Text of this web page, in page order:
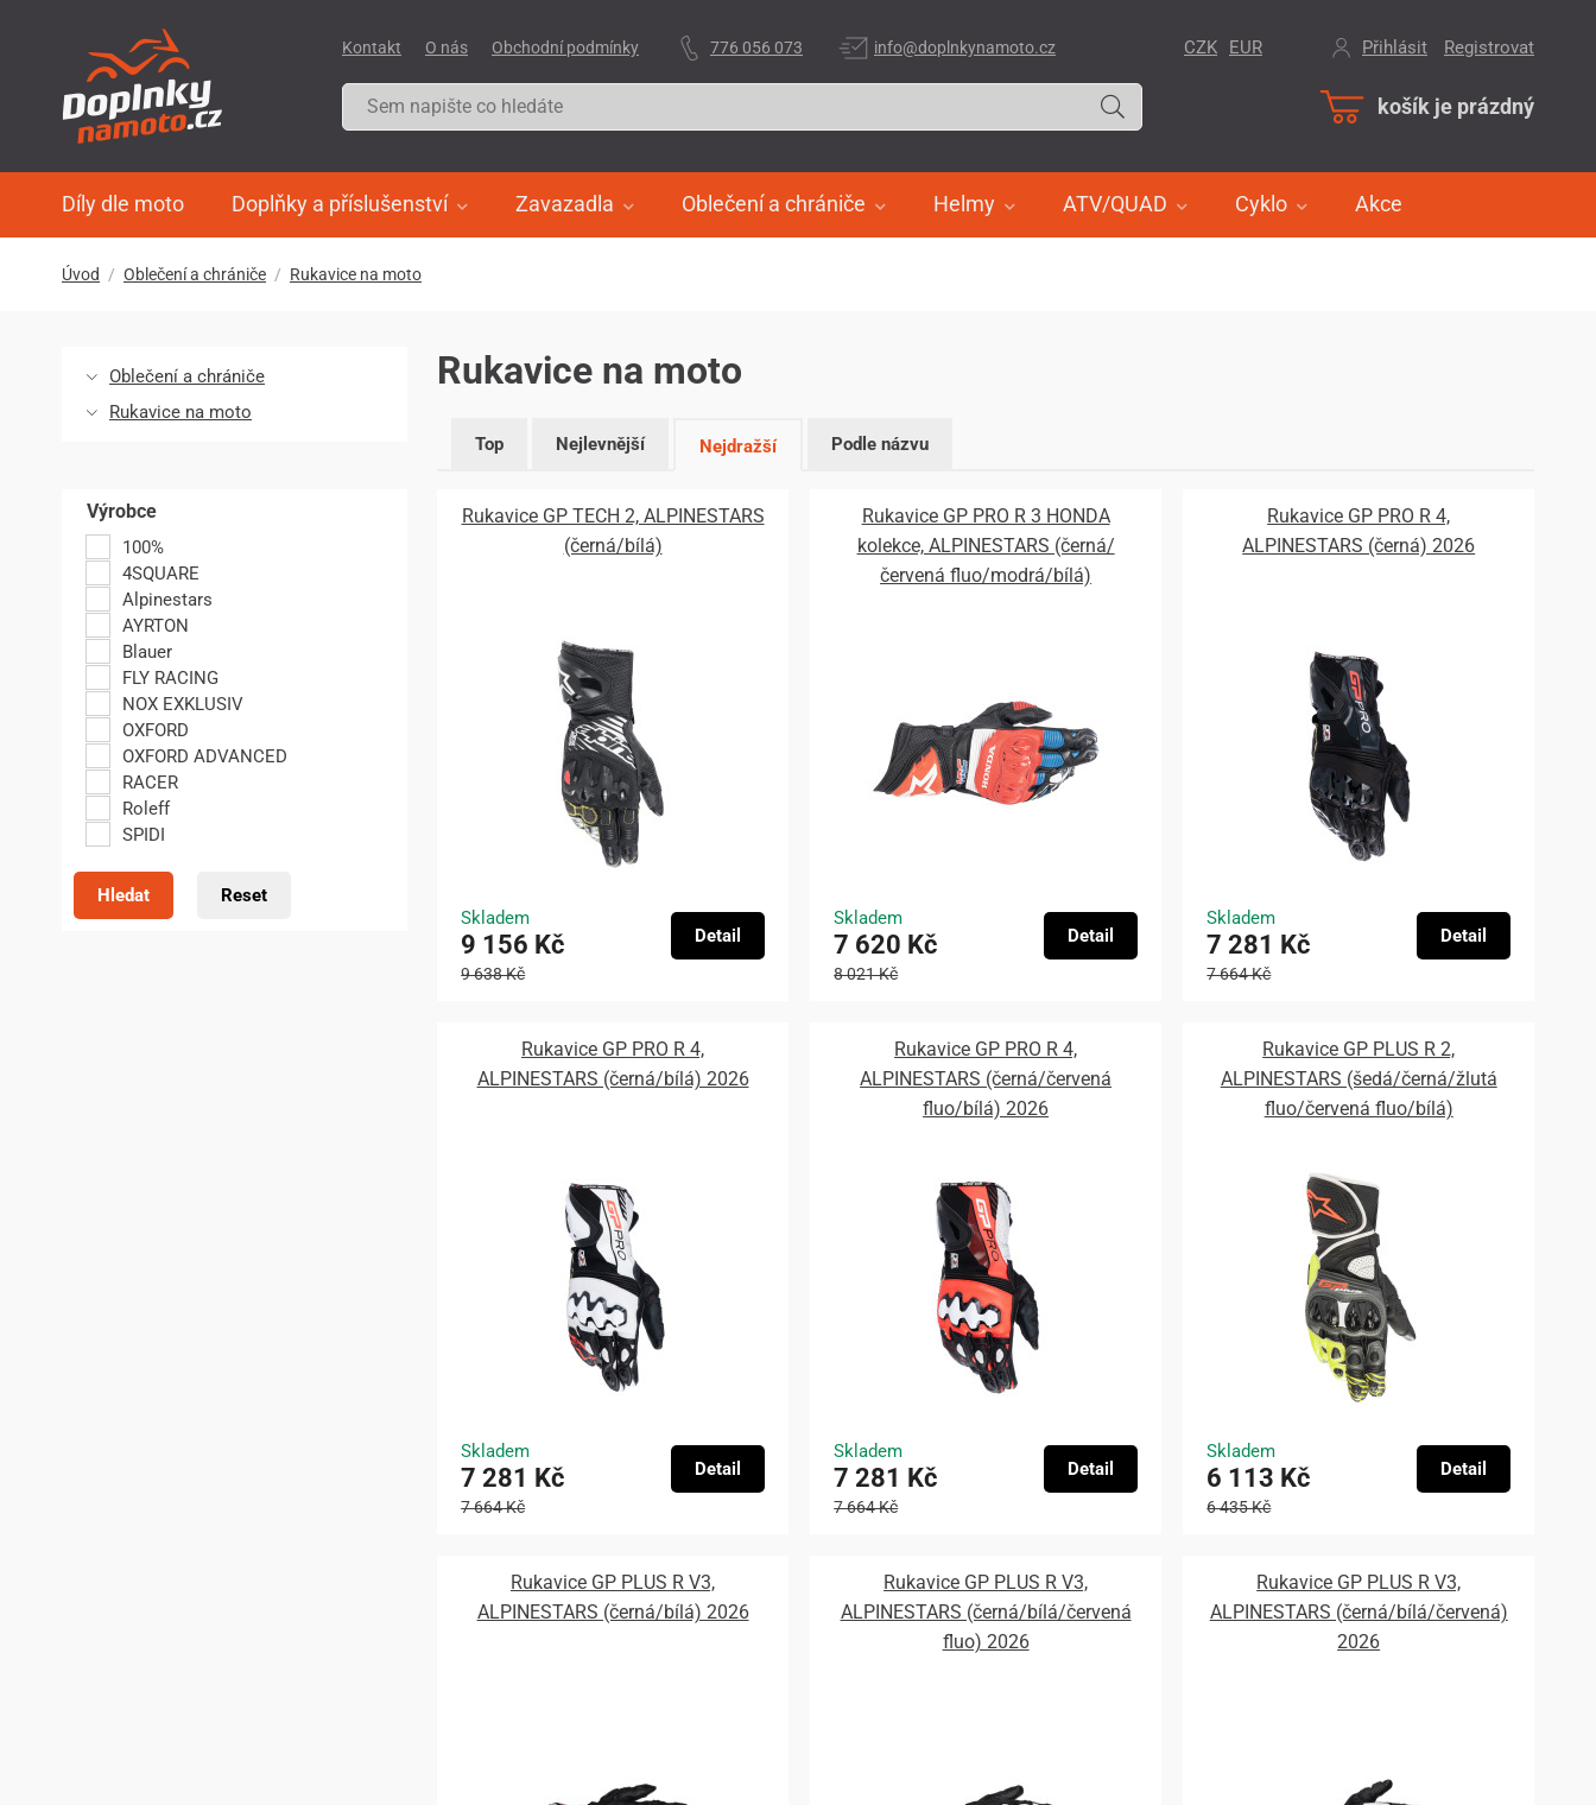
košík je prázdný
Díly dle moto Doplňky a příslušenství Zavazadla Oblečení a chrániče Helmy ATV/QUAD Cyklo Akce
CZK EUR Přihlásit Registrovat
Kontakt O nás Obchodní podmínky 776 056 073 info@doplnkynamoto.cz
Úvod Oblečení a chrániče Rukavice na moto
Oblečení a chrániče
Rukavice na moto
Výrobce
100%
4SQUARE
Alpinestars
AYRTON
Blauer
FLY RACING
NOX EXKLUSIV
OXFORD
OXFORD ADVANCED
RACER
Roleff
SPIDI
Hledat Reset
Rukavice na moto
Top Nejlevnější Nejdražší Podle názvu
Rukavice GP TECH 2, ALPINESTARS
(černá/bílá)
Skladem
9 156 Kč
9 638 Kč
Detail
Rukavice GP PRO R 3 HONDA
kolekce, ALPINESTARS (černá/
červená fluo/modrá/bílá)
Skladem
7 620 Kč
8 021 Kč
Detail
Rukavice GP PRO R 4,
ALPINESTARS (černá) 2026
Skladem
7 281 Kč
7 664 Kč
Detail
Rukavice GP PRO R 4,
ALPINESTARS (černá/bílá) 2026
Skladem
7 281 Kč
7 664 Kč
Detail
Rukavice GP PRO R 4,
ALPINESTARS (černá/červená
fluo/bílá) 2026
Skladem
7 281 Kč
7 664 Kč
Detail
Rukavice GP PLUS R 2,
ALPINESTARS (šedá/černá/žlutá
fluo/červená fluo/bílá)
Skladem
6 113 Kč
6 435 Kč
Detail
Rukavice GP PLUS R V3,
ALPINESTARS (černá/bílá) 2026
Rukavice GP PLUS R V3,
ALPINESTARS (černá/bílá/červená
fluo) 2026
Rukavice GP PLUS R V3,
ALPINESTARS (černá/bílá/červená)
2026